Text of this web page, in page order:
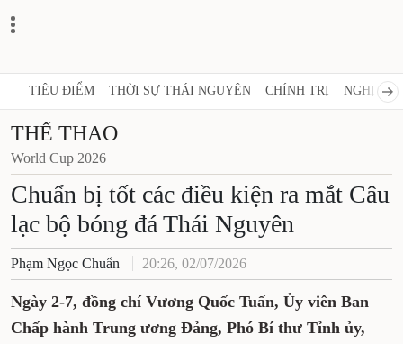
TIÊU ĐIỂM THỜI SỰ THÁI NGUYÊN CHÍNH TRỊ NGHỊ
THỂ THAO
World Cup 2026
Chuẩn bị tốt các điều kiện ra mắt Câu
lạc bộ bóng đá Thái Nguyên
Phạm Ngọc Chuẩn 20:26, 02/07/2026
Ngày 2-7, đồng chí Vương Quốc Tuấn, Ủy viên Ban
Chấp hành Trung ương Đảng, Phó Bí thư Tỉnh ủy,